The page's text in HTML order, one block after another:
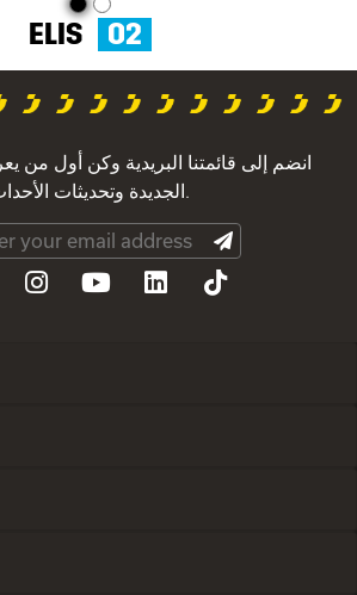
ELIS O2
انضم إلى قائمتنا البريدية وكن أول من